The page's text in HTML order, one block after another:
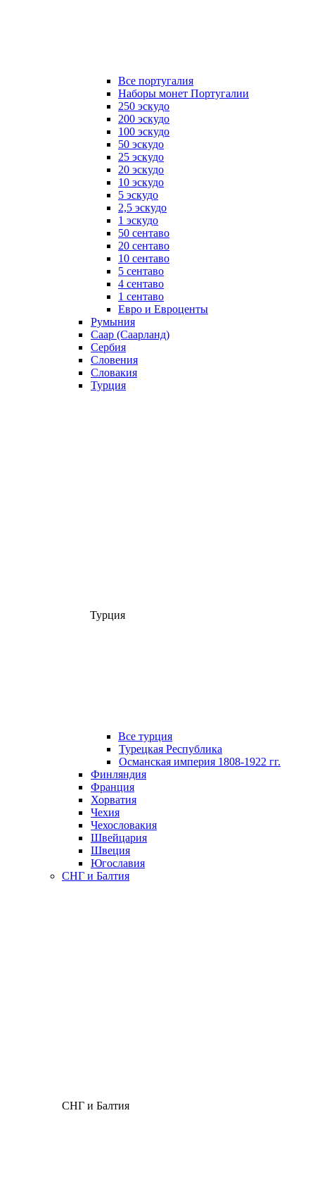
Все португалия
Наборы монет Португалии
250 эскудо
200 эскудо
100 эскудо
50 эскудо
25 эскудо
20 эскудо
10 эскудо
5 эскудо
2,5 эскудо
1 эскудо
50 сентаво
20 сентаво
10 сентаво
5 сентаво
4 сентаво
1 сентаво
Евро и Евроценты
Румыния
Саар (Саарланд)
Сербия
Словения
Словакия
Турция
Турция
Все турция
Турецкая Республика
Османская империя 1808-1922 гг.
Финляндия
Франция
Хорватия
Чехия
Чехословакия
Швейцария
Швеция
Югославия
СНГ и Балтия
СНГ и Балтия